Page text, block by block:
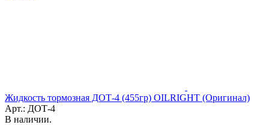
Жидкость тормозная ДОТ-4 (455гр) OILRIGHT (Оригинал)
Арт.: ДОТ-4
В наличии.